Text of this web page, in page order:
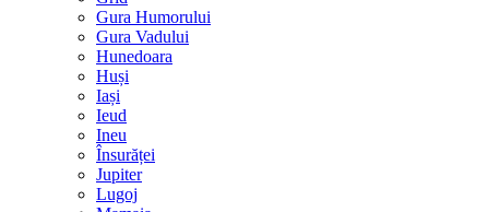
Gura Humorului
Gura Vadului
Hunedoara
Huși
Iași
Ieud
Ineu
Însurăței
Jupiter
Lugoj